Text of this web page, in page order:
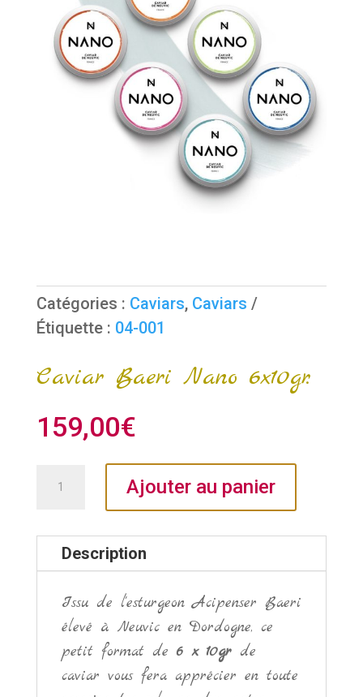
Catégories : Caviars, Caviars
Étiquette : 04-001
Caviar Baeri Nano 6x10gr.
159,00€
Baeri
Nano
6x10gr.
Ajouter au panier
Description
Issu de l'esturgeon Acipenser Baeri
élevé à Neuvic en Dordogne, ce
petit format de6 x 10grde
caviar vous fera apprécier en toute